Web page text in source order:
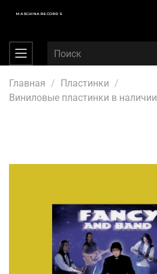
MASCHINA RECORDS
Главная
Пластинки
Виниловые пластинки в наличии